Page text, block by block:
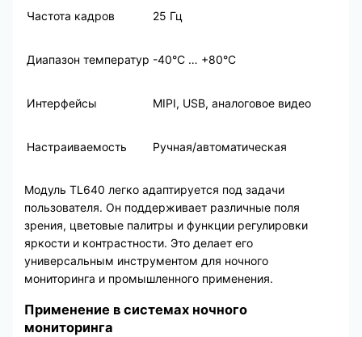
Частота кадров 25 Гц
Диапазон температур -40°C … +80°C
Интерфейсы MIPI, USB, аналоговое видео
Настраиваемость Ручная/автоматическая
Модуль TL640 легко адаптируется под задачи
пользователя. Он поддерживает различные поля
зрения, цветовые палитры и функции регулировки
яркости и контрастности. Это делает его
универсальным инструментом для ночного
мониторинга и промышленного применения.
Применение в системах ночного
мониторинга